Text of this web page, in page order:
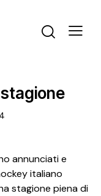
annunciati e
italiano
stagione piena di